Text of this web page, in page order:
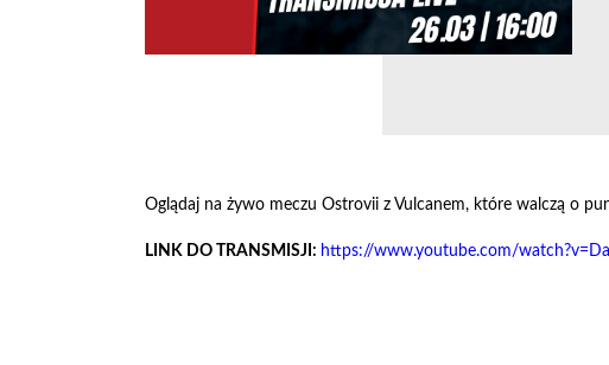
Oglądaj na żywo meczu Ostrovii z Vulcanem, które walczą o
LINK DO TRANSMISJI: https://www.youtube.com/